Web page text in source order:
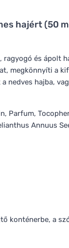
hajért (50
ragyogó és ápolt
megkönnyíti a
nedves hajba,
Parfum,
Annuus
konténerbe, a